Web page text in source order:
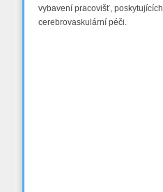
vybavení pracovišť, poskytujících
cerebrovaskulární péči.